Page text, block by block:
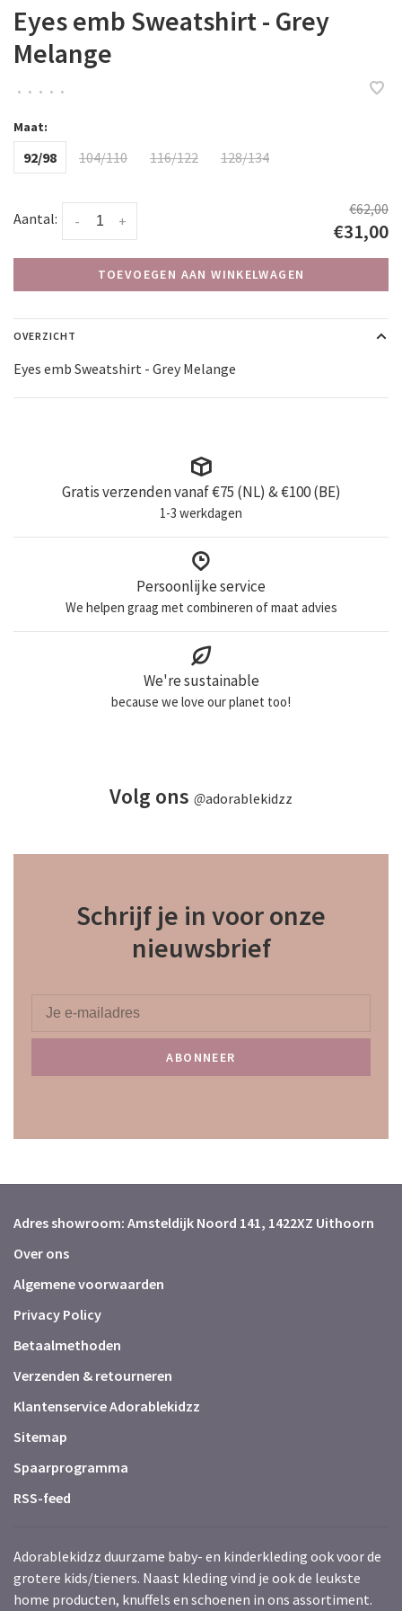
Eyes emb Sweatshirt - Grey
Melange
• • • • •
Maat:
92/98 104/110 116/122 128/134
Aantal: +
-
€62,00
€31,00
TOEVOEGEN AAN WINKELWAGEN
OVERZICHT
Eyes emb Sweatshirt - Grey Melange
Gratis verzenden vanaf €75 (NL) & €100 (BE)
1-3 werkdagen
Persoonlijke service
We helpen graag met combineren of maat advies
We're sustainable
because we love our planet too!
Volg ons @adorablekidzz
Schrijf je in voor onze
nieuwsbrief
ABONNEER
Adres showroom: Amsteldijk Noord 141, 1422XZ Uithoorn
Over ons
Algemene voorwaarden
Privacy Policy
Betaalmethoden
Verzenden & retourneren
Klantenservice Adorablekidzz
Sitemap
Spaarprogramma
RSS-feed
Adorablekidzz duurzame baby- en kinderkleding ook voor de
grotere kids/tieners. Naast kleding vind je ook de leukste
home producten, knuffels en schoenen in ons assortiment.